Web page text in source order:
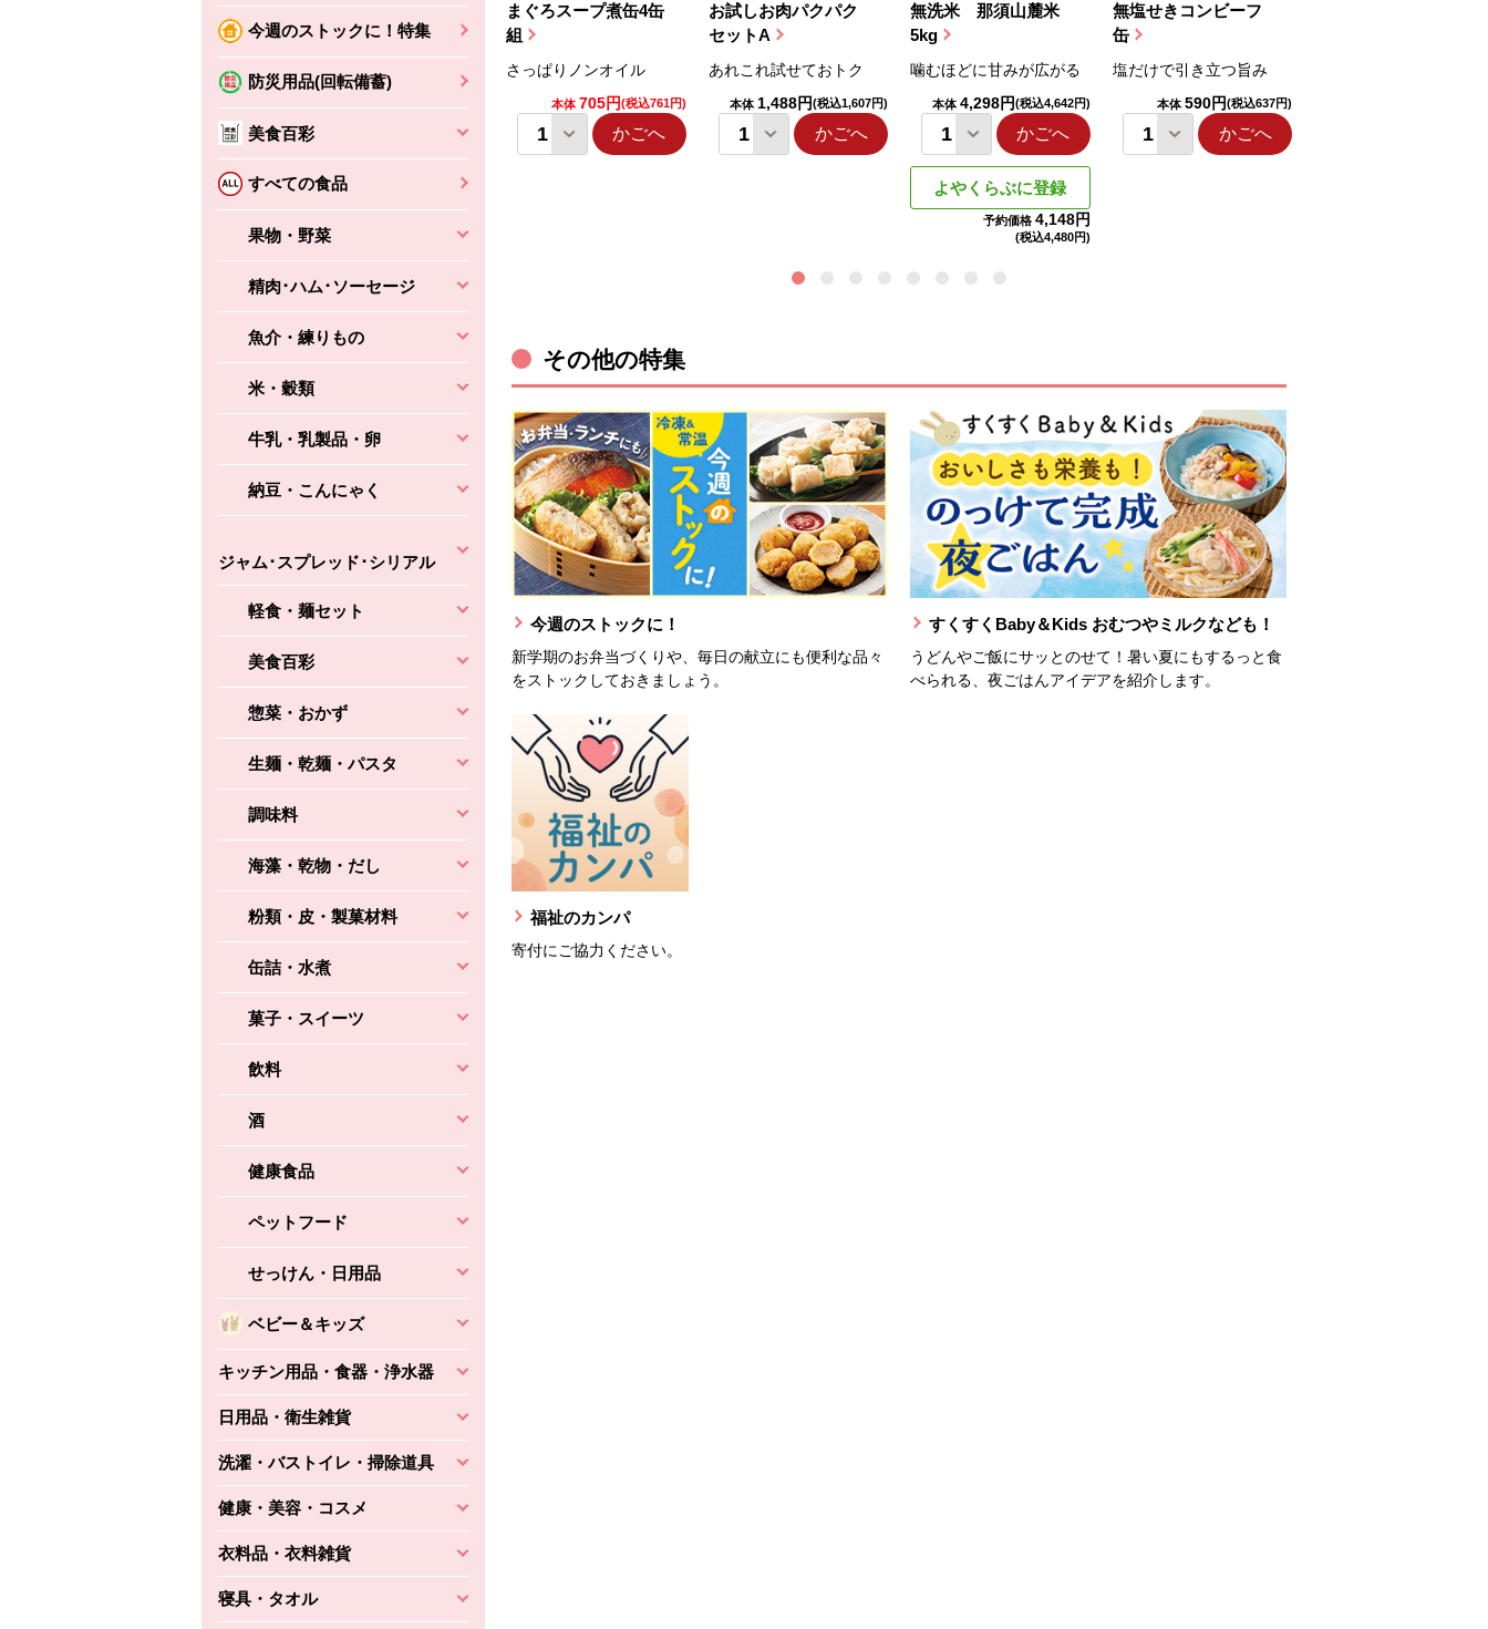
今週のストックに！特集
防災用品(回転備蓄)
美食百彩
すべての食品
果物・野菜
精肉･ハム･ソーセージ
魚介・練りもの
米・穀類
牛乳・乳製品・卵
納豆・こんにゃく
ジャム･スプレッド･シリアル
軽食・麺セット
美食百彩
惣菜・おかず
生麺・乾麺・パスタ
調味料
海藻・乾物・だし
粉類・皮・製菓材料
缶詰・水煮
菓子・スイーツ
飲料
酒
健康食品
ペットフード
せっけん・日用品
ベビー＆キッズ
キッチン用品・食器・浄水器
日用品・衛生雑貨
洗濯・バストイレ・掃除道具
健康・美容・コスメ
衣料品・衣料雑貨
寝具・タオル
まぐろスープ煮缶4缶
組
さっぱりノンオイル
本体 705円(税込761円)
かごへ
お試しお肉パクパク
セットA
あれこれ試せておトク
本体 1,488円(税込1,607円)
かごへ
無洗米 那須山麓米
5kg
噛むほどに甘みが広がる
本体 4,298円(税込4,642円)
かごへ
よやくらぶに登録
予約価格 4,148円
(税込4,480円)
無塩せきコンビーフ
缶
塩だけで引き立つ旨み
本体 590円(税込637円)
かごへ
ちょこっと揚げ（香
えびの風味がぶわっ！
かごへ
バルサミコ
本体2,160円 (税込2,333円)
かごへ
その他の特集
今週のストックに！
新学期のお弁当づくりや、毎日の献立にも便利な品々
をストックしておきましょう。
すくすくBaby＆Kids おむつやミルクなども！
うどんやご飯にサッとのせて！暑い夏にもするっと食
べられる、夜ごはんアイデアを紹介します。
福祉のカンパ
寄付にご協力ください。